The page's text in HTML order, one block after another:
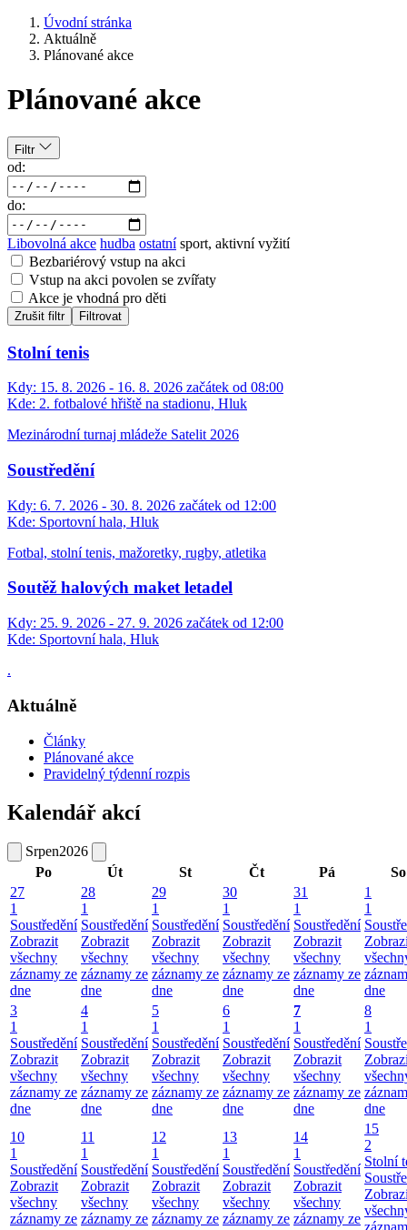
Úvodní stránka
Aktuálně
Plánované akce
Plánované akce
Filtr
od:
do:
Libovolná akce hudba ostatní sport, aktivní vyžití
Bezbariérový vstup na akci
Vstup na akci povolen se zvířaty
Akce je vhodná pro děti
Zrušit filtr Filtrovat
Stolní tenis
Kdy: 15. 8. 2026 - 16. 8. 2026 začátek od 08:00
Kde: 2. fotbalové hřiště na stadionu, Hluk
Mezinárodní turnaj mládeže Satelit 2026
Soustředění
Kdy: 6. 7. 2026 - 30. 8. 2026 začátek od 12:00
Kde: Sportovní hala, Hluk
Fotbal, stolní tenis, mažoretky, rugby, atletika
Soutěž halových maket letadel
Kdy: 25. 9. 2026 - 27. 9. 2026 začátek od 12:00
Kde: Sportovní hala, Hluk
.
Aktuálně
Články
Plánované akce
Pravidelný týdenní rozpis
Kalendář akcí
Srpen2026
Po
Út St Čt Pá
So
27
1
Soustředění
Zobrazit
všechny
záznamy ze
dne
28
1
Soustředění
Zobrazit
všechny
záznamy ze
dne
29
1
Soustředění
Zobrazit
všechny
záznamy ze
dne
30
1
Soustředění
Zobrazit
všechny
záznamy ze
dne
31
1
Soustředění
Zobrazit
všechny
záznamy ze
dne
1
1
dne
3
1
Soustředění
Zobrazit
všechny
záznamy ze
dne
4
1
Soustředění
Zobrazit
všechny
záznamy ze
dne
5
1
Soustředění
Zobrazit
všechny
záznamy ze
dne
6
1
Soustředění
Zobrazit
všechny
záznamy ze
dne
7
1
Soustředění
Zobrazit
všechny
záznamy ze
dne
8
1
dne
10
1
Soustředění
Zobrazit
všechny
záznamy ze
11
1
Soustředění
Zobrazit
všechny
záznamy ze
12
1
Soustředění
Zobrazit
všechny
záznamy ze
13
1
Soustředění
Zobrazit
všechny
záznamy ze
14
1
Soustředění
Zobrazit
všechny
záznamy ze
15
2
Stolní